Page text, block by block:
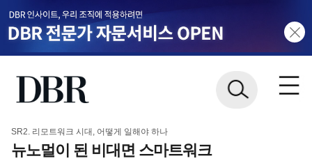
SR2. 리모트워크 시대, 어떻게 일해야 하나
뉴노멀이 된 비대면 스마트워크